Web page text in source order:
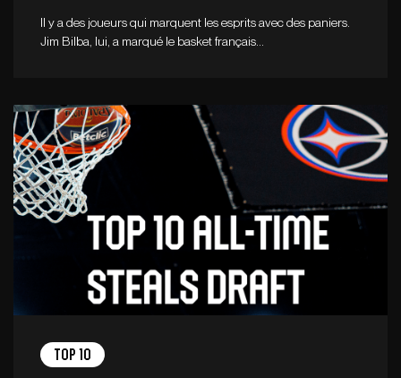
Il y a des joueurs qui marquent les esprits avec des paniers.
Jim Bilba, lui, a marqué le basket français…
Top 10